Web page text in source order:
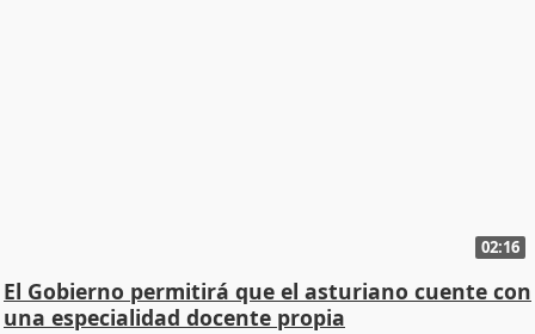
02:16
El Gobierno permitirá que el asturiano cuente con
una especialidad docente propia